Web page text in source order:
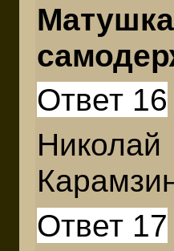
Ответ 16
Ответ 17